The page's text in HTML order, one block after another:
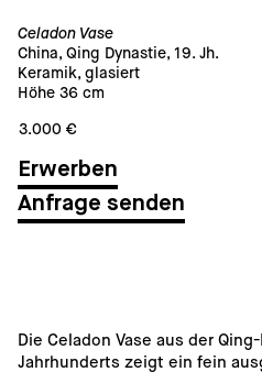
Celadon Vase
China, Qing Dynastie, 19. Jh.
Keramik, glasiert
Höhe 36 cm
3.000 €
Anfrage senden
Die Celadon Vase aus der
Jahrhunderts zeigt ein fein